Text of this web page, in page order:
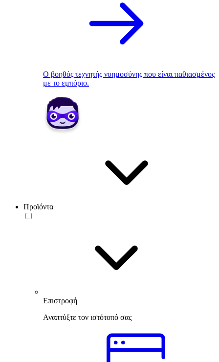
Ο βοηθός τεχνητής νοημοσύνης που είναι παθιασμένος
με το εμπόριο.
Προϊόντα
Επιστροφή
Αναπτύξτε τον ιστότοπό σας